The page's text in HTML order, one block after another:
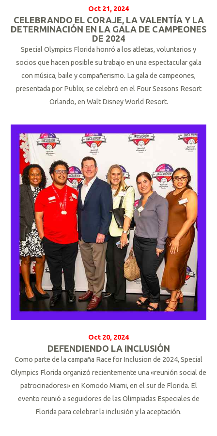
Oct 21, 2024
CELEBRANDO EL CORAJE, LA VALENTÍA Y LA
DETERMINACIÓN EN LA GALA DE CAMPEONES
DE 2024
Special Olympics Florida honró a los atletas, voluntarios y
socios que hacen posible su trabajo en una espectacular gala
con música, baile y compañerismo. La gala de campeones,
presentada por Publix, se celebró en el Four Seasons Resort
Orlando, en Walt Disney World Resort.
L
Oct 20, 2024
DEFENDIENDO LA INCLUSIÓN
Como parte de la campaña Race for Inclusion de 2024, Special
Olympics Florida organizó recientemente una «reunión social de
patrocinadores» en Komodo Miami, en el sur de Florida. El
evento reunió a seguidores de las Olimpiadas Especiales de
Florida para celebrar la inclusión y la aceptación.